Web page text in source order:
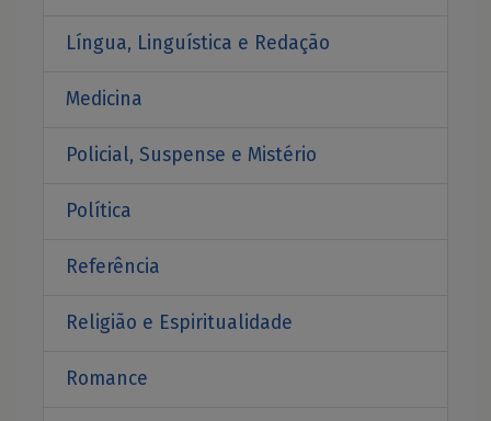
Língua, Linguística e Redação
Medicina
Policial, Suspense e Mistério
Política
Referência
Religião e Espiritualidade
Romance